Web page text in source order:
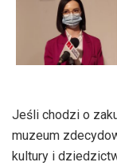
Jeśli chodzi o
muzeum
kultury i